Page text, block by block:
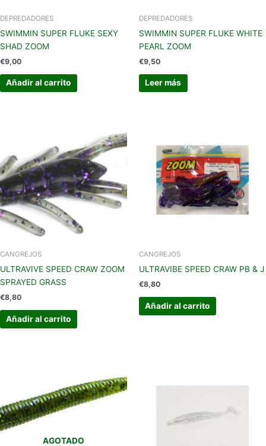
DEPREDADORES
SWIMMIN SUPER FLUKE SEXY
SHAD ZOOM
€9,00
Añadir al carrito
DEPREDADORES
SWIMMIN SUPER FLUKE WHITE
PEARL ZOOM
€9,50
Leer más
CANGREJOS
ULTRAVIVE SPEED CRAW ZOOM
SPRAYED GRASS
€8,80
Añadir al carrito
CANGREJOS
ULTRAVIBE SPEED CRAW PB & J
€8,80
Añadir al carrito
AGOTADO